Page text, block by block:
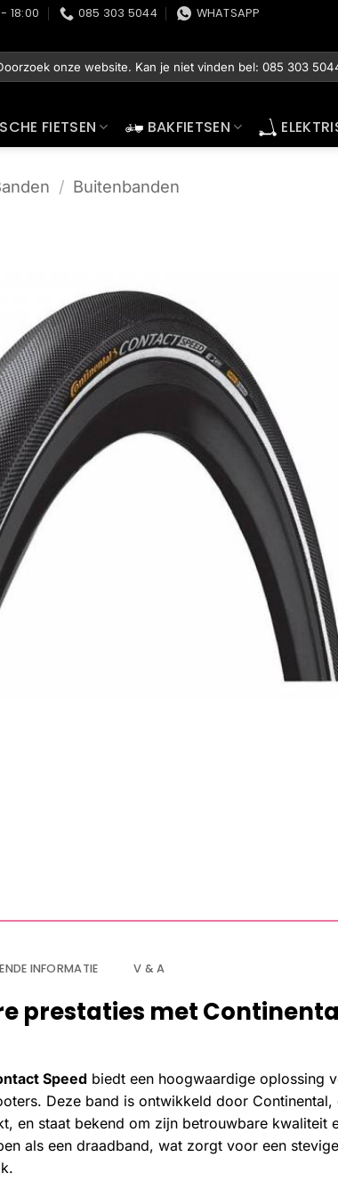
18:00 085 303 5044 WHATSAPP
FIETSEN BAKFIETSEN
/ Buitenbanden
INFORMATIE V & A
prestaties met
Speed biedt een hoogwaardige oplossing
Deze band is ontwikkeld door
en staat bekend om zijn betrouwbare kwaliteit
als een draadband, wat zorgt voor een